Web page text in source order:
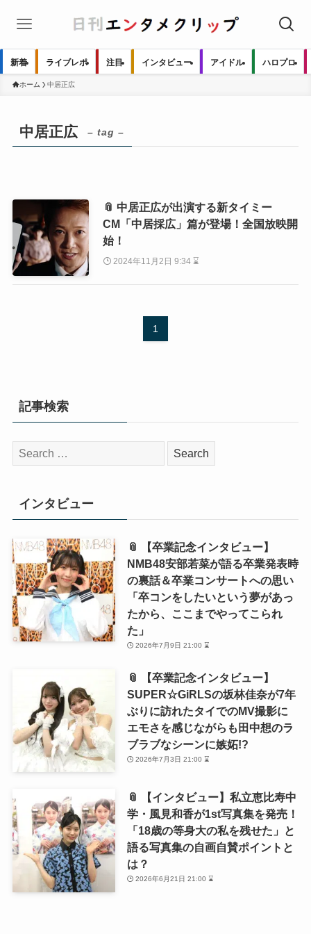
新着 ライブレポ 注目 インタビュー アイドル ハロプロ
ホーム 中居正広
中居正広 – tag –
📎 中居正広が出演する新タイミー
CM「中居採広」篇が登場！全国放映開
始！
2024年11月2日 9:34 ⌛
1
記事検索
検
索:
インタビュー
📎 【卒業記念インタビュー】
NMB48安部若菜が語る卒業発表時
の裏話＆卒業コンサートへの思い
「卒コンをしたいという夢があっ
たから、ここまでやってこられ
た」
2026年7月9日 21:00 ⌛
📎 【卒業記念インタビュー】
SUPER☆GiRLSの坂林佳奈が7年
ぶりに訪れたタイでのMV撮影に
エモさを感じながらも田中想のラ
ブラブなシーンに嫉妬!?
2026年7月3日 21:00 ⌛
📎 【インタビュー】私立恵比寿中
学・風見和香が1st写真集を発売！
「18歳の等身大の私を残せた」と
語る写真集の自画自賛ポイントと
は？
2026年6月21日 21:00 ⌛